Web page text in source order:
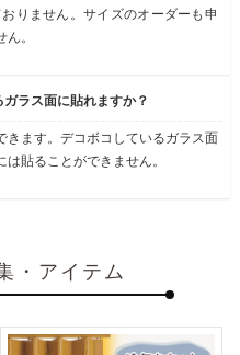
りません。サイズのオーダーも申
ん。
ラス面に貼れますか？
ます。デコボコしているガラス面
貼ることができません。
・アイテム